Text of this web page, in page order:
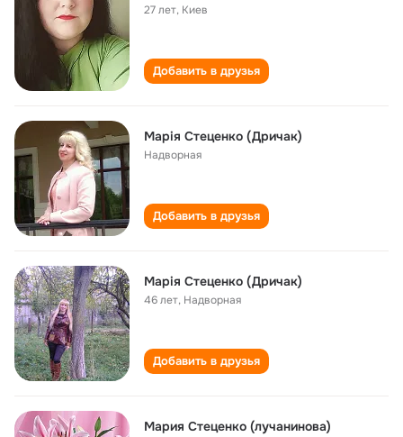
27 лет, Киев
Добавить в друзья
Марія Стеценко (Дричак)
Надворная
Добавить в друзья
Марія Стеценко (Дричак)
46 лет, Надворная
Добавить в друзья
Мария Стеценко (лучанинова)